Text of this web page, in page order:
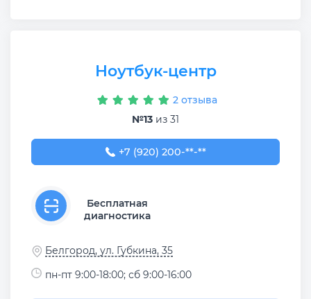
Ноутбук-центр
2 отзыва
№13 из 31
+7 (920) 200-51-01
+7 (920) 200-**-**
Бесплатная
диагностика
Белгород, ул. Губкина, 35
пн-пт 9:00-18:00; сб 9:00-16:00